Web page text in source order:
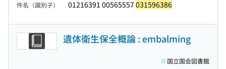
件名（識別子） 01216391 00565557 031596386
遺体衛生保全概論 : embalming
国立国会図書館